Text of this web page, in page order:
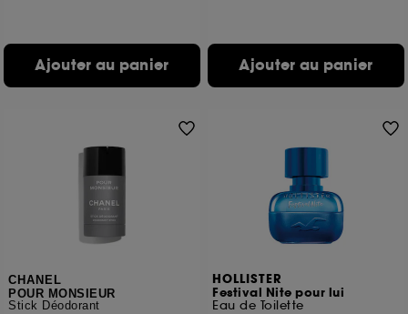
Ajouter au panier Ajouter au panier
CHANEL
POUR MONSIEUR
Stick Déodorant
HOLLISTER
Festival Nite pour lui
Eau de Toilette